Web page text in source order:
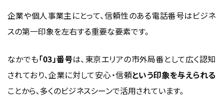
の考え方）
手続きで失敗しがちなポイント（切替タイミング／一時不
03番号付き電話サービスの比較と選び方
企業や個人事業主にとって、信頼性のある電話番号はビジネ
スの第一印象を左右する重要な要素です。
なかでも「03」番号は、東京エリアの市外局番として広く認知
されており、企業に対して安心・信頼という印象を与えられる
ことから、多くのビジネスシーンで活用されています。